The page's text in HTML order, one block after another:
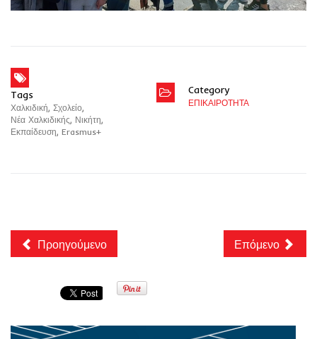
Tags
Χαλκιδική, Σχολείο,
Νέα Χαλκιδικής, Νικήτη,
Εκπαίδευση, Erasmus+
Category
ΕΠΙΚΑΙΡΟΤΗΤΑ
Προηγούμενο Επόμενο